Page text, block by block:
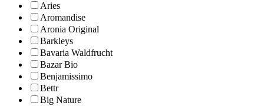
Aries
Aromandise
Aronia Original
Barkleys
Bavaria Waldfrucht
Bazar Bio
Benjamissimo
Bettr
Big Nature